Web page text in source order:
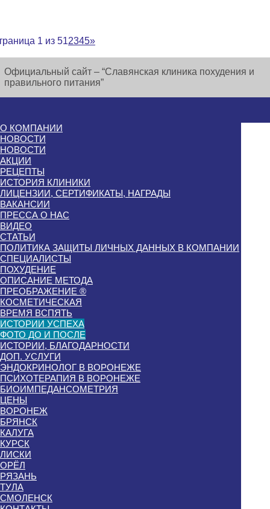
1 из 512345»
Официальный сайт – “Славянская клиника похудения и
правильного питания”
О КОМПАНИИ
НОВОСТИ
НОВОСТИ
АКЦИИ
РЕЦЕПТЫ
ИСТОРИЯ КЛИНИКИ
ЛИЦЕНЗИИ, СЕРТИФИКАТЫ, НАГРАДЫ
ВАКАНСИИ
ПРЕССА О НАС
ВИДЕО
СТАТЬИ
ПОЛИТИКА ЗАЩИТЫ ЛИЧНЫХ ДАННЫХ В КОМПАНИИ
СПЕЦИАЛИСТЫ
ПОХУДЕНИЕ
ОПИСАНИЕ МЕТОДА
ПРЕОБРАЖЕНИЕ ®
КОСМЕТИЧЕСКАЯ
ВРЕМЯ ВСПЯТЬ
ИСТОРИИ УСПЕХА
ФОТО ДО И ПОСЛЕ
ИСТОРИИ, БЛАГОДАРНОСТИ
ДОП. УСЛУГИ
ЭНДОКРИНОЛОГ В ВОРОНЕЖЕ
ПСИХОТЕРАПИЯ В ВОРОНЕЖЕ
БИОИМПЕДАНСОМЕТРИЯ
ЦЕНЫ
ВОРОНЕЖ
БРЯНСК
КАЛУГА
КУРСК
ЛИСКИ
ОРЁЛ
РЯЗАНЬ
ТУЛА
СМОЛЕНСК